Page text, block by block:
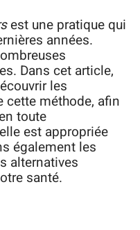
est une pratique qui
années.
Dans cet article,
les
cette méthode, afin
toute
est appropriée
également les
alternatives
santé.